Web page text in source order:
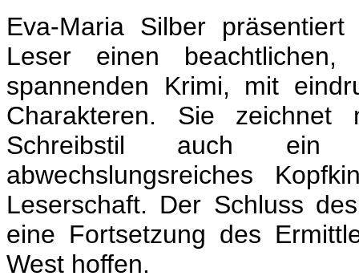
Eva-Maria Silber
Leser einen
spannenden Krimi, mit
Charakteren. Sie zeichnet
Schreibstil auch ein
abwechslungsreiches
Leserschaft. Der Schluss
eine Fortsetzung des
West hoffen.